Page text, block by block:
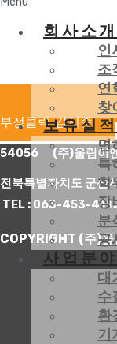
회사소개
인
조
연
찾
보유실
면
특
학
장
분
공
사업분야
대
수
환
기
부정클릭 감시중
54056 (주)울림이
전북특별자치도 군산
TEL : 063-453-
COPYRIGHT (주)